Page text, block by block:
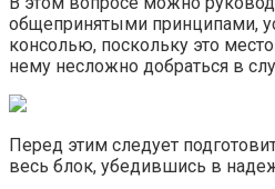
общепринятыми принципами,
консолью, поскольку это
нему несложно добраться в
Перед этим следует
весь блок, убедившись в